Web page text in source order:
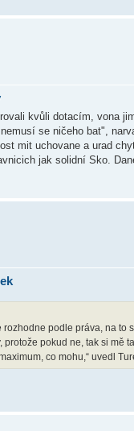
kvůli dotacím, vona
se ničeho bat",
mit uchovane a urad
jak solidní Sko.
rozhodne podle práva, na to
protože pokud ne, tak si mě
co mohu,“ uvedl